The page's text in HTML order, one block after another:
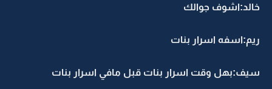
خالد:اشوف جوالك
ريم:اسفه اسرار بنات
سيف:بهل وقت اسرار بنات قبل مافي اسرار بنات